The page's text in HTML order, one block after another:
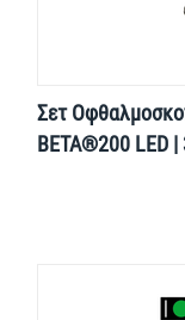
Σετ
BETA®200 LED |